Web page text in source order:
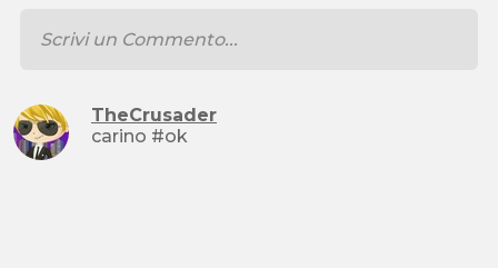
TheCrusader
carino #ok